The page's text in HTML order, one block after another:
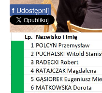
Dyżury Radnych
f Udostępnij